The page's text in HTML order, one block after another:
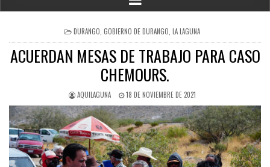
POSTED
IN
DURANGO GOBIERNO DE DURANGO LA LAGUNA
ACUERDAN MESAS DE TRABAJO PARA CASO
CHEMOURS.
AQUILAGUNA 18 DE NOVIEMBRE DE 2021